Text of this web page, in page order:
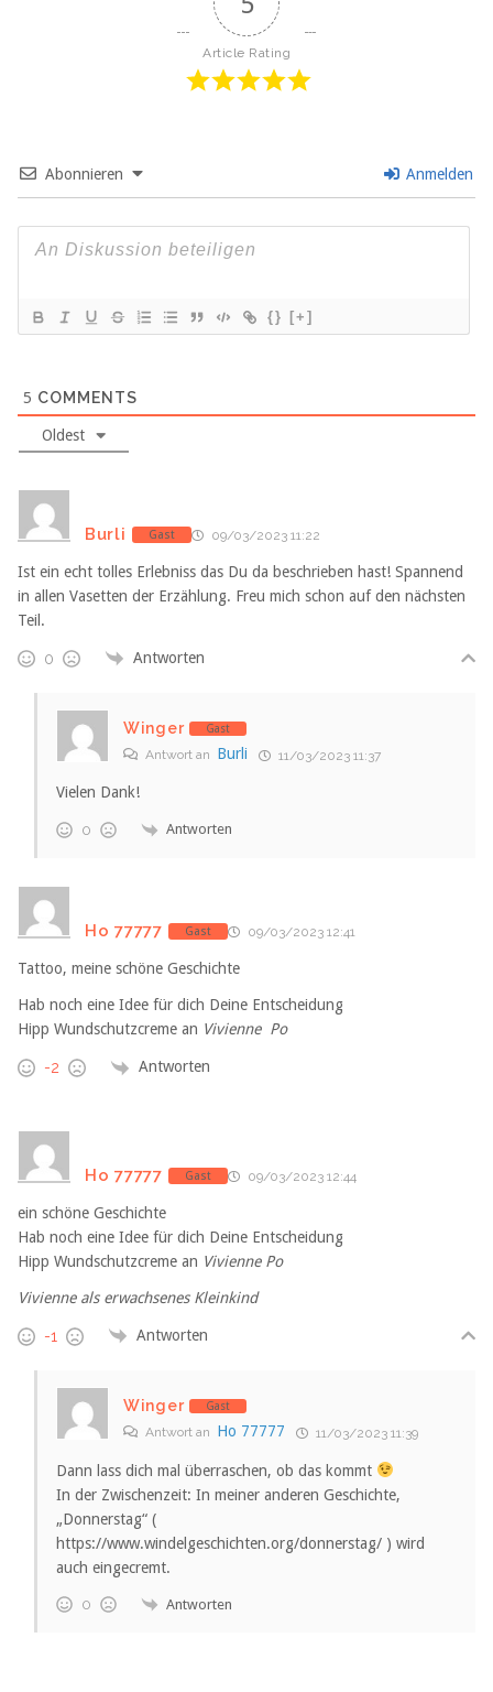
Article Rating
Abonnieren Anmelden
{} [+]
5 COMMENTS
Oldest
Burli Gast 09/03/2023 11:22
Ist ein echt tolles Erlebniss das Du da beschrieben hast! Spannend
in allen Vasetten der Erzählung. Freu mich schon auf den nächsten
Teil.
0 Antworten
Winger Gast
Antwort an Burli 11/03/2023 11:37
Vielen Dank!
0 Antworten
Ho 77777 Gast 09/03/2023 12:41
Tattoo, meine schöne Geschichte
Hab noch eine Idee für dich Deine Entscheidung
Hipp Wundschutzcreme an Vivienne Po
-2 Antworten
Ho 77777 Gast 09/03/2023 12:44
ein schöne Geschichte
Hab noch eine Idee für dich Deine Entscheidung
Hipp Wundschutzcreme an Vivienne Po
Vivienne als erwachsenes Kleinkind
-1 Antworten
Winger Gast
Antwort an Ho 77777 11/03/2023 11:39
Dann lass dich mal überraschen, ob das kommt
In der Zwischenzeit: In meiner anderen Geschichte,
„Donnerstag“ (
https://www.windelgeschichten.org/donnerstag/ ) wird
auch eingecremt.
0 Antworten